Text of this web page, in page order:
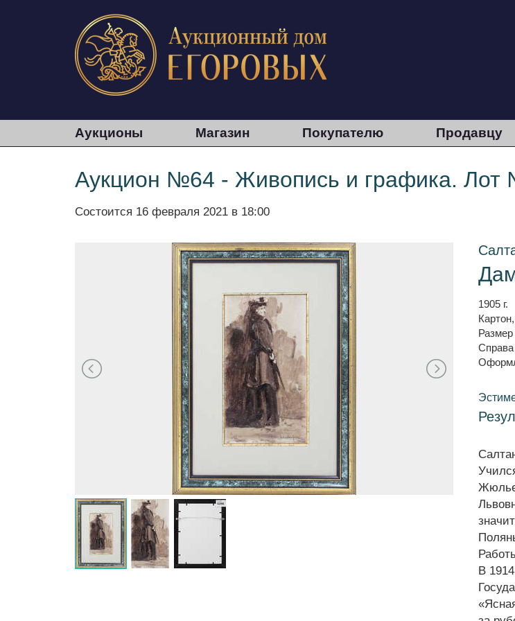
Аукционы Магазин Покупателю Продавцу
Аукцион №64 - Живопись и графика. Лот
Состоится 16 февраля 2021 в 18:00
1905 г.
Справа
В